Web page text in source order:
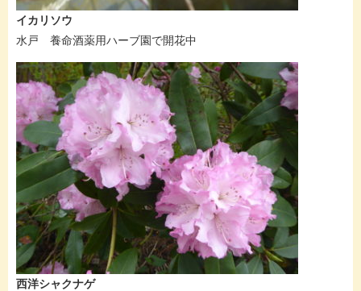
イカリソウ
水戸 養命酒薬用ハーブ園で開花中
西洋シャクナゲ